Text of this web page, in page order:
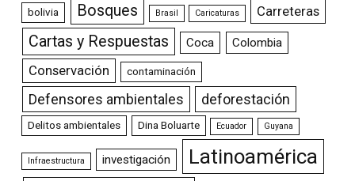
bolivia Bosques Brasil Caricaturas Carreteras
Cartas y Respuestas Coca Colombia
Conservación contaminación
Defensores ambientales deforestación
Delitos ambientales Dina Boluarte Ecuador Guyana
Infraestructura investigación Latinoamérica